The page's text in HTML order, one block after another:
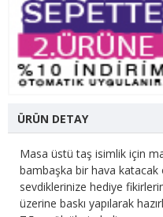
ÜRÜN DETAY
Masa üstü taş isimlik için
bambaşka bir hava katacak
sevdiklerinize hediye
üzerine baskı yapılarak